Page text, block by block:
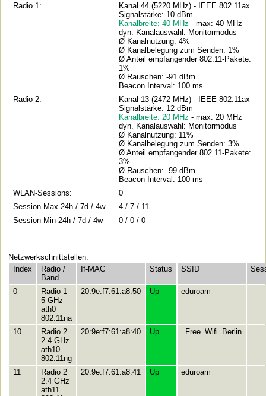
Radio 1:
Kanal 44 (5220 MHz) - IEEE 802.11ax
Signalstärke: 10 dBm
Kanalbreite: 40 MHz- max: 40 MHz
dyn. Kanalauswahl: Monitormodus
Ø Kanalnutzung: 4%
Ø Kanalbelegung zum Senden: 1%
Ø Anteil empfangender 802.11-Pakete:
1%
Ø Rauschen: -91 dBm
Beacon Interval: 100 ms
Radio 2:
Kanal 13 (2472 MHz) - IEEE 802.11ax
Signalstärke: 12 dBm
Kanalbreite: 20 MHz- max: 20 MHz
dyn. Kanalauswahl: Monitormodus
Ø Kanalnutzung: 11%
Ø Kanalbelegung zum Senden: 3%
Ø Anteil empfangender 802.11-Pakete:
3%
Ø Rauschen: -99 dBm
Beacon Interval: 100 ms
WLAN-Sessions:
0
Session Max 24h / 7d / 4w
4 / 7 / 11
Session Min 24h / 7d / 4w
0 / 0 / 0
Netzwerkschnittstellen:
Index
Radio /
Band
If-MAC Status SSID
0
Radio 1
5 GHz
ath0
802.11na
20:9e:f7:61:a8:50 Up eduroam
10
Radio 2
2.4 GHz
ath10
802.11ng
20:9e:f7:61:a8:40 Up _Free_Wifi_Berlin
11
Radio 2
2.4 GHz
ath11
20:9e:f7:61:a8:41 Up eduroam